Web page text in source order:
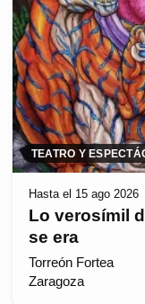
TEATRO Y
Hasta el 15 ago 2026
Lo verosímil
se era
Torreón Fortea
Zaragoza